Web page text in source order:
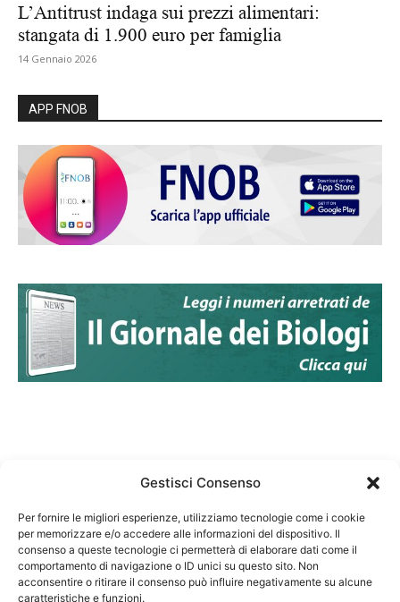
Gestisci Consenso
Per fornire le migliori esperienze, utilizziamo tecnologie come i cookie
per memorizzare e/o accedere alle informazioni del dispositivo. Il
consenso a queste tecnologie ci permetterà di elaborare dati come il
comportamento di navigazione o ID unici su questo sito. Non
acconsentire o ritirare il consenso può influire negativamente su alcune
caratteristiche e funzioni.
L’Antitrust indaga sui prezzi alimentari:
stangata di 1.900 euro per famiglia
14 Gennaio 2026
APP FNOB
Federazione Nazionale Degli Ordini dei Biologi:
codice fiscale 80069130583
Responsabile sito internet www.fnob.it: Vincenzo